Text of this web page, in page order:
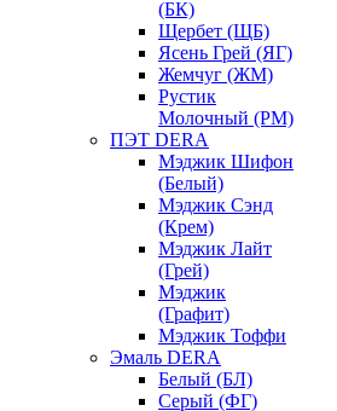
(БК)
Щербет (ЩБ)
Ясень Грей (ЯГ)
Жемчуг (ЖМ)
Рустик
Молочный (РМ)
ПЭТ DERA
Мэджик Шифон
(Белый)
Мэджик Сэнд
(Крем)
Мэджик Лайт
(Грей)
Мэджик
(Графит)
Мэджик Тоффи
Эмаль DERA
Белый (БЛ)
Серый (ФГ)